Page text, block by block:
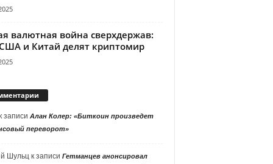
валютная война сверхдержав:
и Китай делят криптомир
записи Алан Колер: «Биткоин произведет
переворот»
Шульцк записи Гетманцев анонсировал